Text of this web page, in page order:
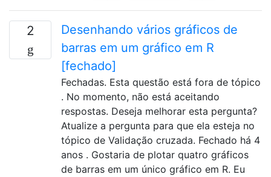
2
Desenhando vários gráficos de
barras em um gráfico em R
[fechado]
Fechadas. Esta questão está fora de tópico
. No momento, não está aceitando
respostas. Deseja melhorar esta pergunta?
Atualize a pergunta para que ela esteja no
tópico de Validação cruzada. Fechado há 4
anos . Gostaria de plotar quatro gráficos
de barras em um único gráfico em R. Eu